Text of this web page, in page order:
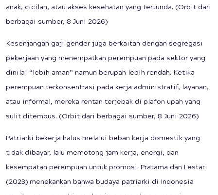
anak, cicilan, atau akses kesehatan yang tertunda. (Orbit dari
berbagai sumber, 8 Juni 2026)
Kesenjangan gaji gender juga berkaitan dengan segregasi
pekerjaan yang menempatkan perempuan pada sektor yang
dinilai “lebih aman” namun berupah lebih rendah. Ketika
perempuan terkonsentrasi pada kerja administratif, layanan,
atau informal, mereka rentan terjebak di plafon upah yang
sulit ditembus. (Orbit dari berbagai sumber, 8 Juni 2026)
Patriarki bekerja halus melalui beban kerja domestik yang
tidak dibayar, lalu memotong jam kerja, energi, dan
kesempatan perempuan untuk promosi. Pratama dan Lestari
(2023) menekankan bahwa budaya patriarki di Indonesia